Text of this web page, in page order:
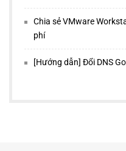
Chia sẻ VMware
phí
[Hướng dẫn] Đổi DNS